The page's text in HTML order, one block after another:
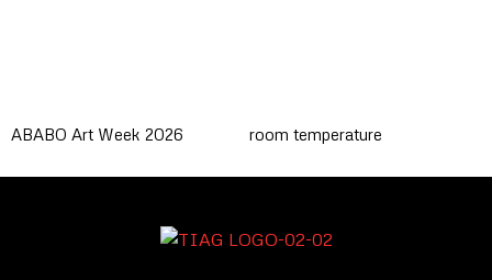
ABABO Art Week 2026 room temperature